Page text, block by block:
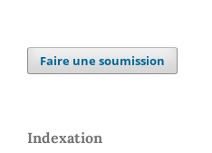
Faire une soumission
Indexation